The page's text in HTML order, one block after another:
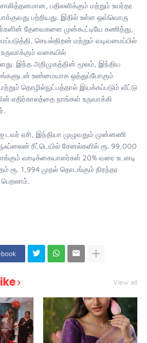
பதிலளிக்கும் மற்றும் உயர்தர
பற்றியது. இதில் உள்ள ஒவ்வொரு
தேவைகளை முன்கூட்டியே கணித்து,
செயல்திறன் மற்றும் வடிவமைப்பில்
வகையில்
இந்த அறிமுகத்தின் மூலம், இந்திய
உண்மையாக ஒத்துப்போகும்
தொழில்நுட்பத்தால் இயக்கப்படும் வீட்டு
எதிர்காலத்தை நாங்கள் உருவாக்கி
ஏசி, இந்தியா முழுவதும் முன்னணி
ரீட்டெயில் சேனல்களில் ரூ. 99,000
வாடிக்கையாளர்கள் 20% வரை உடனடி
ரூ. 1,994 முதல் தொடங்கும் நிரந்தர
View all